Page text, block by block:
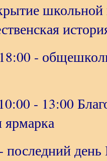
-
- 13:00
ярмарка
последний день